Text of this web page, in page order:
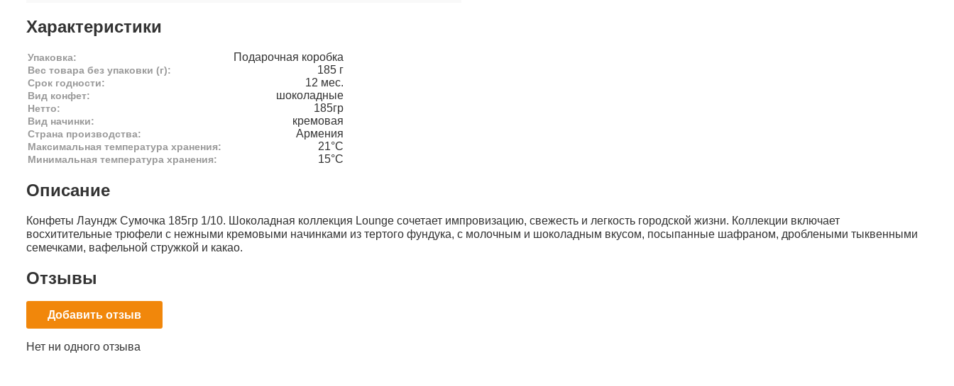
Характеристики
Упаковка: Подарочная коробка
Вес товара без упаковки (г): 185 г
Срок годности: 12 мес.
Вид конфет: шоколадные
Нетто: 185гр
Вид начинки: кремовая
Страна производства: Армения
Максимальная температура хранения: 21°C
Минимальная температура хранения: 15°C
Описание
Конфеты Лаундж Сумочка 185гр 1/10. Шоколадная коллекция Lounge сочетает импровизацию, свежесть и легкость городской жизни. Коллекции включает
восхитительные трюфели с нежными кремовыми начинками из тертого фундука, с молочным и шоколадным вкусом, посыпанные шафраном, дроблеными тыквенными
семечками, вафельной стружкой и какао.
Отзывы
Добавить отзыв
Нет ни одного отзыва